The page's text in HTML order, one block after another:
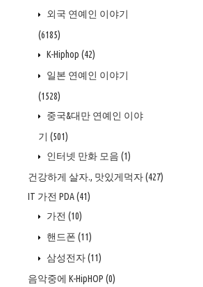
외국 연예인 이야기
(6185)
K-Hiphop (42)
일본 연예인 이야기
(1528)
중국&대만 연예인 이야
기 (501)
인터넷 만화 모음 (1)
건강하게 살자., 맛있게먹자(427)
IT 가전 PDA(41)
가전 (10)
핸드폰 (11)
삼성전자(11)
음악중에 K-HipHOP (0)